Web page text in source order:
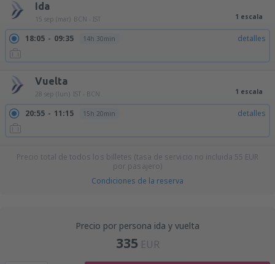
Ida
15 sep (mar) BCN - IST 1 escala
18:05 09:35 14h 30min detalles
Vuelta
28 sep (lun) IST - BCN 1 escala
20:55 11:15 15h 20min detalles
Precio total de todos los billetes (tasa de servicio no incluida 55 EUR
por pasajero)
Condiciones de la reserva
Precio por persona ida y vuelta
335 EUR